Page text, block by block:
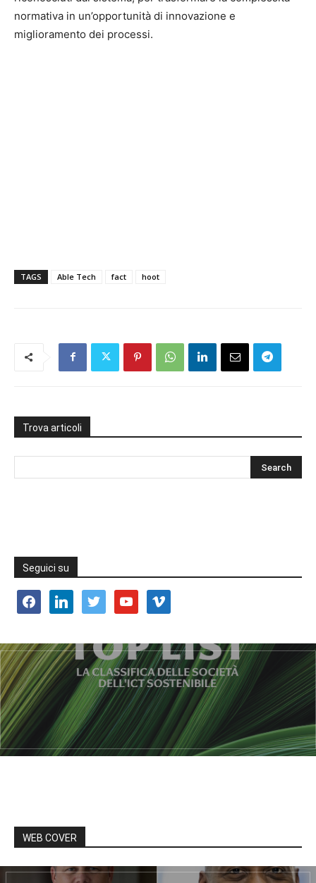
normativa in un’opportunità di innovazione e
miglioramento dei processi.
TAGS Able Tech fact hoot
Trova articoli
Seguici su
facebooklinkedin twitter youtube vimeo
WEB COVER